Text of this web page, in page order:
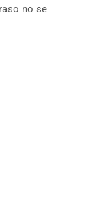
no se